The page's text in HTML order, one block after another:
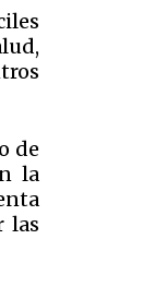
de
la
las